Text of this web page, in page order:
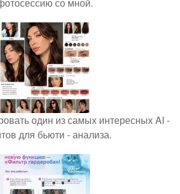
один из самых интересных AI -
для бьюти - анализа.